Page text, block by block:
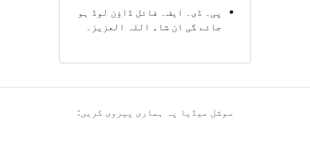
پی۔ ڈی۔ ایف۔ فائل ڈاؤن لوڈ ہو
جائے گی ان شاء اللہ العزیز۔
سوشل میڈیا پہ ہماری پیروی کریں: